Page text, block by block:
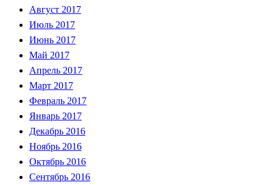
Август 2017
Июль 2017
Июнь 2017
Май 2017
Апрель 2017
Март 2017
Февраль 2017
Январь 2017
Декабрь 2016
Ноябрь 2016
Октябрь 2016
Сентябрь 2016